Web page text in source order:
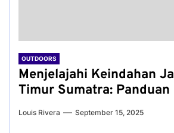
OUTDOORS
Menjelajahi Keindahan
Timur Sumatra: Panduan
Louis Rivera September 15, 2025